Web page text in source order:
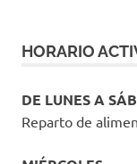
HORARIO
DE LUNES A
Reparto de